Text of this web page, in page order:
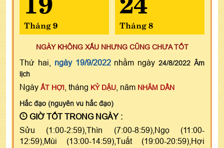
Tháng 9 Tháng 8
NGÀY KHÔNG XẤU NHƯNG CŨNG CHƯA TỐT
Thứ hai, ngày 19/9/2022nhằm ngày24/8/2022 Âm
lịch
Ngày ẤT HỢI , tháng KỶ DẬU , năm NHÂM DẦN
Hắc đạo (nguyên vu hắc đạo)
GIỜ TỐT TRONG NGÀY :
Sửu (1:00-2:59),Thìn (7:00-8:59),Ngọ (11:00-
12:59),Mùi (13:00-14:59),Tuất (19:00-20:59),Hợi